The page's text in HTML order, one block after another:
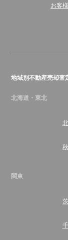
お客
地域別不動産売却査
北海道・東北
関東